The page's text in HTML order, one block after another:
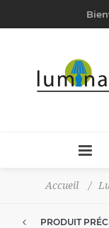
Accueil /
PRODUIT